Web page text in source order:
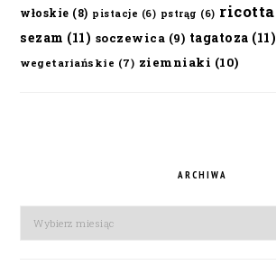
włoskie (8) pistacje (6) pstrąg (6) ricotta
sezam (11) soczewica (9) tagatoza (11)
wegetariańskie (7) ziemniaki (10)
ARCHIWA
Archiwa